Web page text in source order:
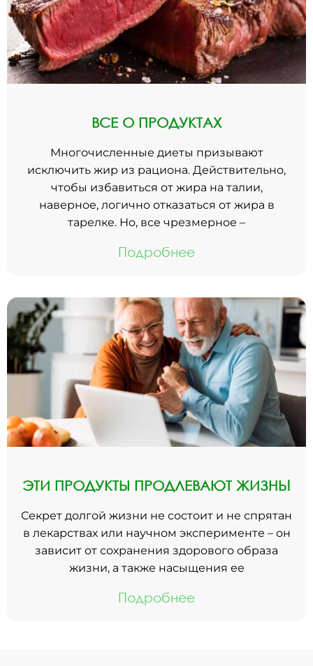
ВСЕ О ПРОДУКТАХ
Многочисленные диеты призывают
исключить жир из рациона. Действительно,
чтобы избавиться от жира на талии,
наверное, логично отказаться от жира в
тарелке. Но, все чрезмерное –
Подробнее
ЭТИ ПРОДУКТЫ ПРОДЛЕВАЮТ ЖИЗНЬ!
Секрет долгой жизни не состоит и не спрятан
в лекарствах или научном эксперименте – он
зависит от сохранения здорового образа
жизни, а также насыщения ее
Подробнее